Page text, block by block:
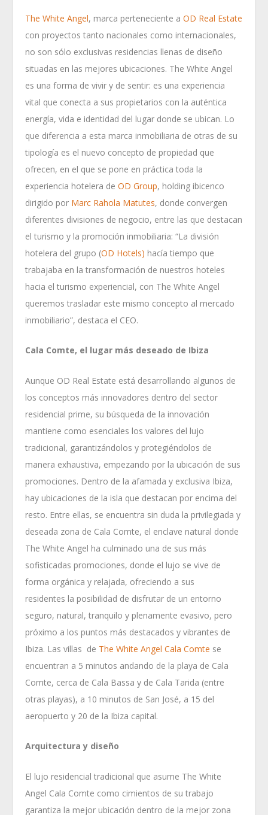
The White Angel, marca perteneciente aOD Real Estate
con proyectos tanto nacionales como internacionales,
no son sólo exclusivas residencias llenas de diseño
situadas en las mejores ubicaciones. The White Angel
es una forma de vivir y de sentir: es una experiencia
vital que conecta a sus propietarios con la auténtica
energía, vida e identidad del lugar donde se ubican. Lo
que diferencia a esta marca inmobiliaria de otras de su
tipología es el nuevo concepto de propiedad que
ofrecen, en el que se pone en práctica toda la
experiencia hotelera deOD Group, holding ibicenco
dirigido por Marc Rahola Matutes, donde convergen
diferentes divisiones de negocio, entre las que destacan
el turismo y la promoción inmobiliaria: “La división
hotelera del grupo (OD Hotels) hacía tiempo que
trabajaba en la transformación de nuestros hoteles
hacia el turismo experiencial, con The White Angel
queremos trasladar este mismo concepto al mercado
inmobiliario”, destaca el CEO.
Cala Comte, el lugar más deseado de Ibiza
Aunque OD Real Estate está desarrollando algunos de
los conceptos más innovadores dentro del sector
residencial prime, su búsqueda de la innovación
mantiene como esenciales los valores del lujo
tradicional, garantizándolos y protegiéndolos de
manera exhaustiva, empezando por la ubicación de sus
promociones. Dentro de la afamada y exclusiva Ibiza,
hay ubicaciones de la isla que destacan por encima del
resto. Entre ellas, se encuentra sin duda la privilegiada y
deseada zona de Cala Comte, el enclave natural donde
The White Angel ha culminado una de sus más
sofisticadas promociones, donde el lujo se vive de
forma orgánica y relajada, ofreciendo a sus
residentes la posibilidad de disfrutar de un entorno
seguro, natural, tranquilo y plenamente evasivo, pero
próximo a los puntos más destacados y vibrantes de
Ibiza. Las villas de The White Angel Cala Comte se
encuentran a 5 minutos andando de la playa de Cala
Comte, cerca de Cala Bassa y de Cala Tarida (entre
otras playas), a 10 minutos de San José, a 15 del
aeropuerto y 20 de la Ibiza capital.
Arquitectura y diseño
El lujo residencial tradicional que asume The White
Angel Cala Comte como cimientos de su trabajo
garantiza la mejor ubicación dentro de la mejor zona